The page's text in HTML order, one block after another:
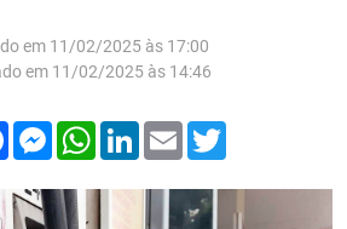
em 11/02/2025 às 17:00
em 11/02/2025 às 14:46
FacebookMessenger
WhatsApp
LinkedIn
Email